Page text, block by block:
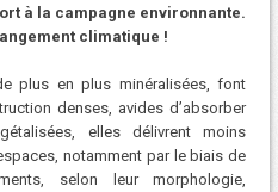
à la campagne environnante.
climatique !
plus en plus minéralisées, font
denses, avides d’absorber
elles délivrent moins
notamment par le biais de
selon leur morphologie,